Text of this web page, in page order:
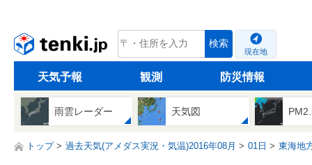
tenki.jp 検索
現在地
天気予報 観測 防災情報
雨雲レーダー 天気図
トップ 過去天気(アメダス実況・気温)2016年08月 01日 東海地